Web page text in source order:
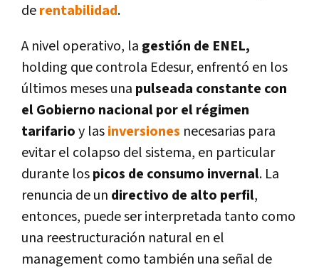
derentabilidad.
A nivel operativo, la gestión de ENEL,
holding que controla Edesur, enfrentó en los
últimos meses una pulseada constante con
el Gobierno nacional por el régimen
tarifarioy lasinversiones necesarias para
evitar el colapso del sistema, en particular
durante lospicos de consumo invernal. La
renuncia de un directivo de alto perfil,
entonces, puede ser interpretada tanto como
una reestructuración natural en el
management como también una señal de